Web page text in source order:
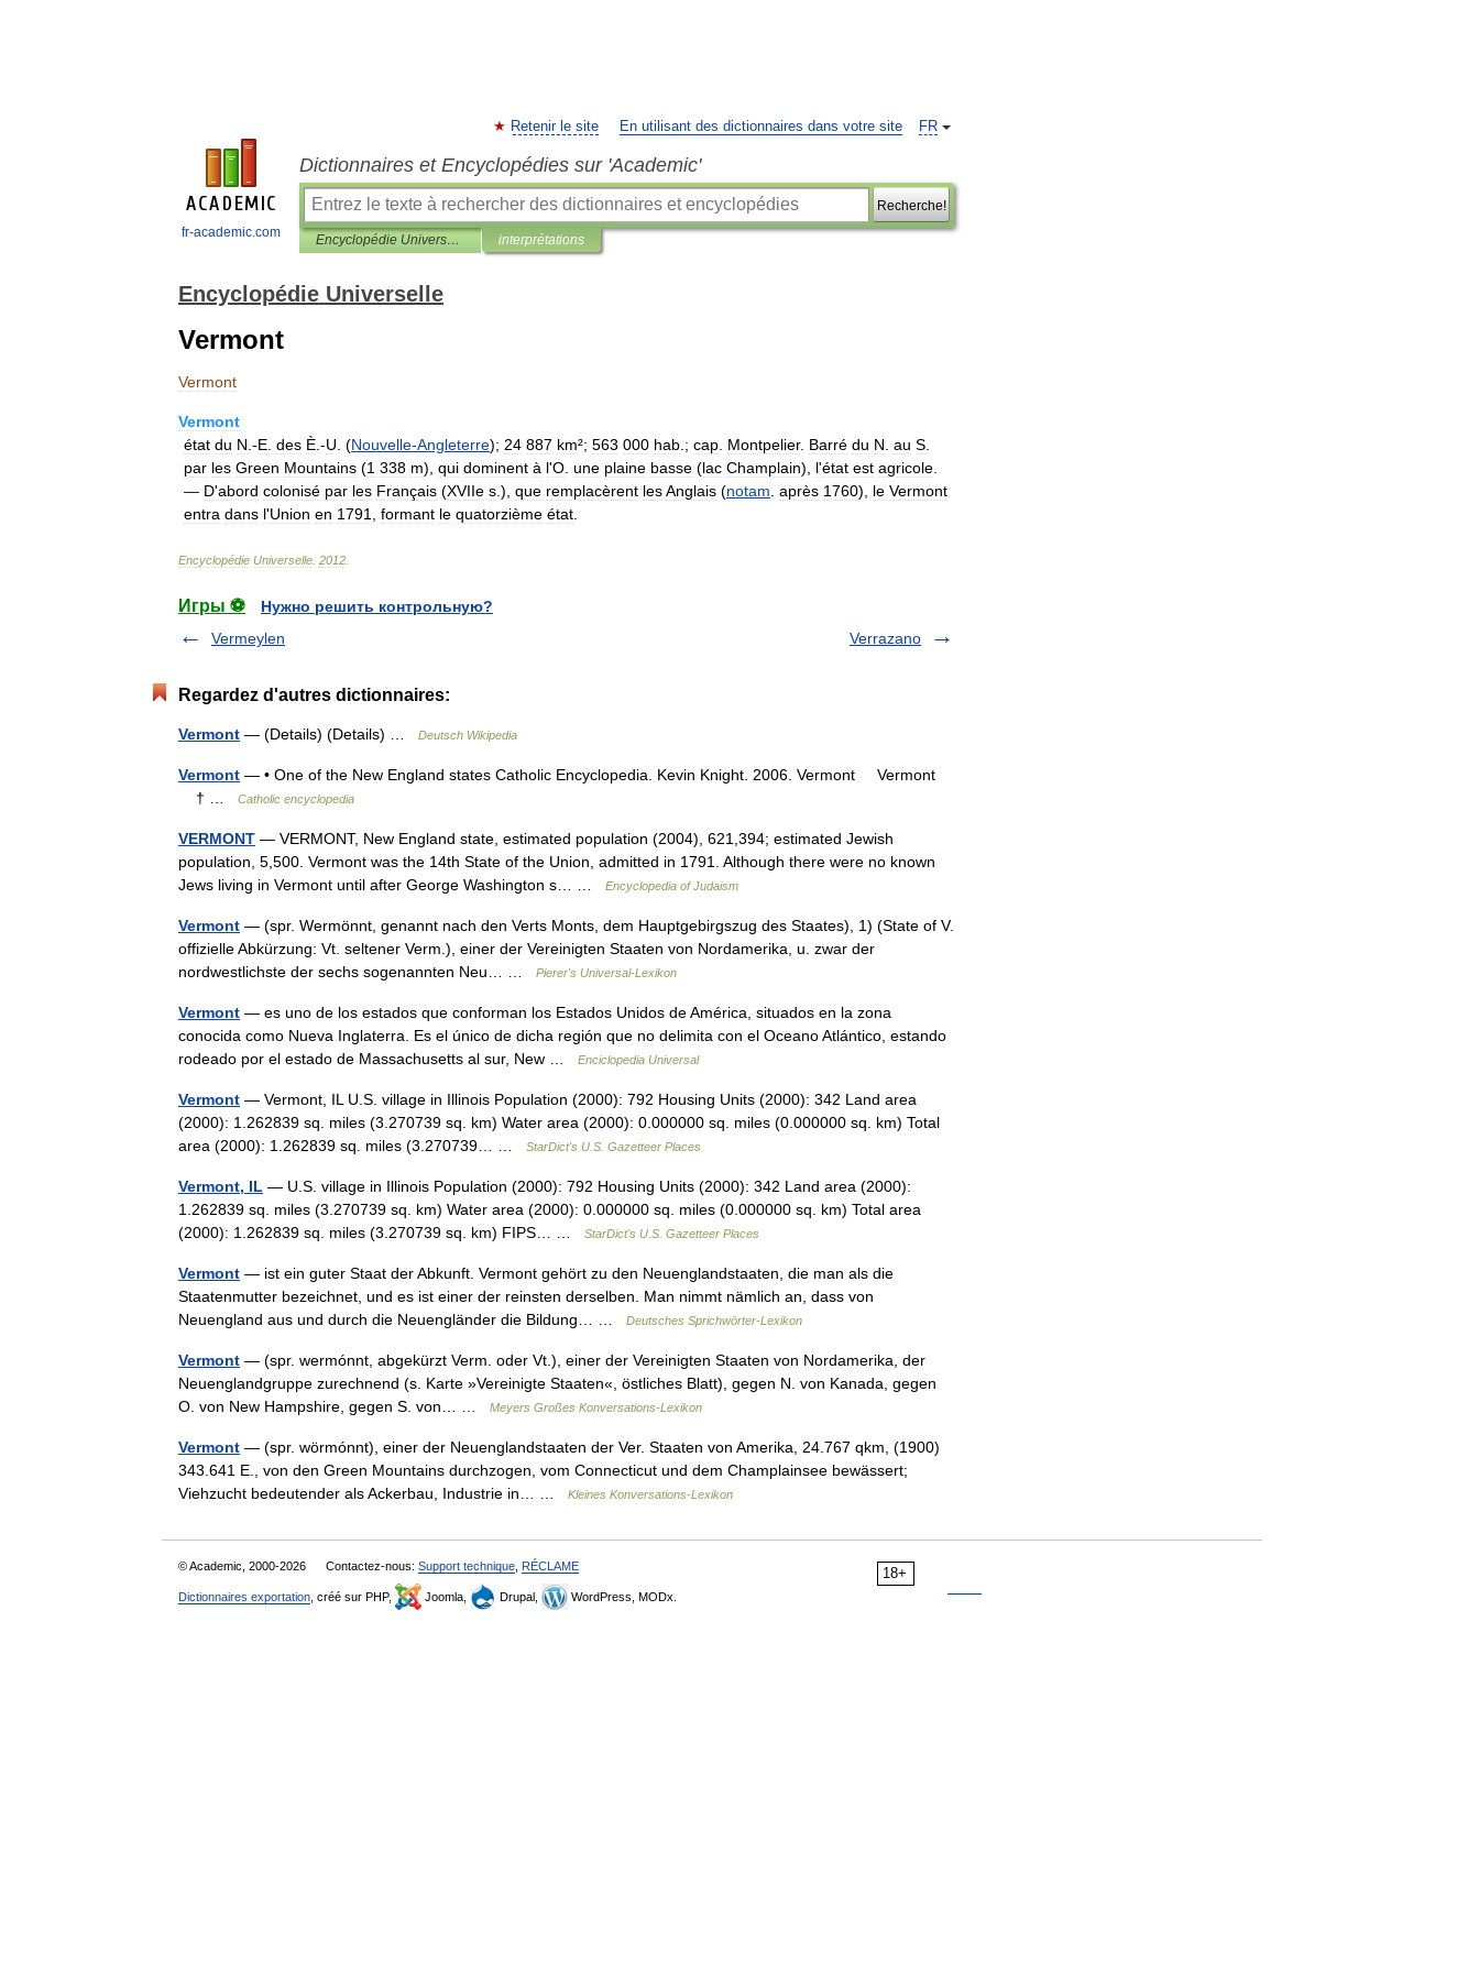
fr-academic.com
FR
Retenir le site En utilisant des dictionnaires dans votre site
Dictionnaires et Encyclopédies sur 'Academic'
Recherche!
Encyclopédie Universelle interprétations
Encyclopédie Universelle
Vermont
Vermont
Vermont
état du N .-E des È .-U . (Nouvelle-Angleterre); 24 887 km²; 563 000 hab .; cap Montpelier. Barré du N au S
par les Green Mountains (1 338 m), qui dominent à l'O une plaine basse (lac Champlain), l'état est agricole
— D'abord colonisé par les Français (XVIIe s .), que remplacèrent lesAnglais (notam après 1760), le Vermont
entra dans l'Union en 1791 formant le quatorzième état
Encyclopédie Universelle 2012
Игры ⚽
Нужно решить контрольную?
Vermeylen
Verrazano
Regardez d'autres dictionnaires:
Vermont — (Details) (Details) … Deutsch Wikipedia
Vermont — • One of the New England states Catholic Encyclopedia. Kevin Knight. 2006. Vermont Vermont
† …
Catholic encyclopedia
VERMONT — VERMONT, New England state, estimated population (2004), 621,394; estimated Jewish
population, 5,500. Vermont was the 14th State of the Union, admitted in 1791. Although there were no known
Jews living in Vermont until after George Washington s… …
Encyclopedia of Judaism
Vermont — (spr. Wermönnt, genannt nach den Verts Monts, dem Hauptgebirgszug des Staates), 1) (State of V.
offizielle Abkürzung: Vt. seltener Verm.), einer der Vereinigten Staaten von Nordamerika, u. zwar der
nordwestlichste der sechs sogenannten Neu… …
Pierer's Universal-Lexikon
Vermont — es uno de los estados que conforman los Estados Unidos de América, situados en la zona
conocida como Nueva Inglaterra. Es el único de dicha región que no delimita con el Oceano Atlántico, estando
rodeado por el estado de Massachusetts al sur, New …
Enciclopedia Universal
Vermont — Vermont, IL U.S. village in Illinois Population (2000): 792 Housing Units (2000): 342 Land area
(2000): 1.262839 sq. miles (3.270739 sq. km) Water area (2000): 0.000000 sq. miles (0.000000 sq. km) Total
area (2000): 1.262839 sq. miles (3.270739… …
StarDict's U.S. Gazetteer Places
Vermont, IL — U.S. village in Illinois Population (2000): 792 Housing Units (2000): 342 Land area (2000):
1.262839 sq. miles (3.270739 sq. km) Water area (2000): 0.000000 sq. miles (0.000000 sq. km) Total area
(2000): 1.262839 sq. miles (3.270739 sq. km) FIPS… …
StarDict's U.S. Gazetteer Places
Vermont — ist ein guter Staat der Abkunft. Vermont gehört zu den Neuenglandstaaten, die man als die
Staatenmutter bezeichnet, und es ist einer der reinsten derselben. Man nimmt nämlich an, dass von
Neuengland aus und durch die Neuengländer die Bildung… …
Deutsches Sprichwörter-Lexikon
Vermont — (spr. wermónnt, abgekürzt Verm. oder Vt.), einer der Vereinigten Staaten von Nordamerika, der
Neuenglandgruppe zurechnend (s. Karte »Vereinigte Staaten«, östliches Blatt), gegen N. von Kanada, gegen
O. von New Hampshire, gegen S. von… …
Meyers Großes Konversations-Lexikon
Vermont — (spr. wörmónnt), einer der Neuenglandstaaten der Ver. Staaten von Amerika, 24.767 qkm, (1900)
343.641 E., von den Green Mountains durchzogen, vom Connecticut und dem Champlainsee bewässert;
Viehzucht bedeutender als Ackerbau, Industrie in… …
Kleines Konversations-Lexikon
18+
© Academic, 2000-2026 Contactez-nous: Support technique RÉCLAME
Dictionnaires exportation , créé sur PHP, Joomla, Drupal, WordPress, MODx.